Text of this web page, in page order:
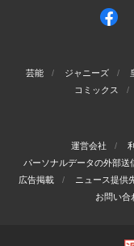
芸能 ジャニーズ
コミックス
運営会社
パーソナルデータの外部送
広告掲載
ニュース提供
お問い合